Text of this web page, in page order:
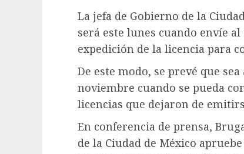
La jefa de Gobierno de la
será este lunes cuando envíe
expedición de la licencia para
De este modo, se prevé que
noviembre cuando se pueda
licencias que dejaron de
En conferencia de prensa,
de la Ciudad de México